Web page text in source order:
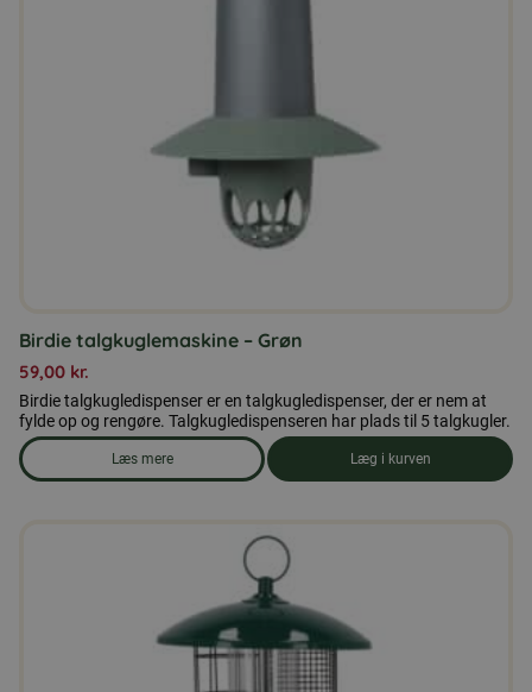
Birdie talgkuglemaskine – Grøn
59,00 kr.
Birdie talgkugledispenser er en talgkugledispenser, der er nem at
fylde op og rengøre. Talgkugledispenseren har plads til 5 talgkugler.
Læs mere
om produkten Birdie talgkuglemaskine - Grøn
Læg i kurven